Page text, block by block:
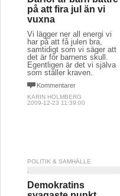
på att fira jul än vi
vuxna
Vi lägger ner all energi vi
har på att få julen bra,
samtidigt som vi säger att
det är för barnens skull.
Egentligen är det vi själva
som ställer kraven.
Kommentarer
KARIN HOLMBERG
2009-12-23 11:39:00
POLITIK & SAMHÄLLE
Demokratins